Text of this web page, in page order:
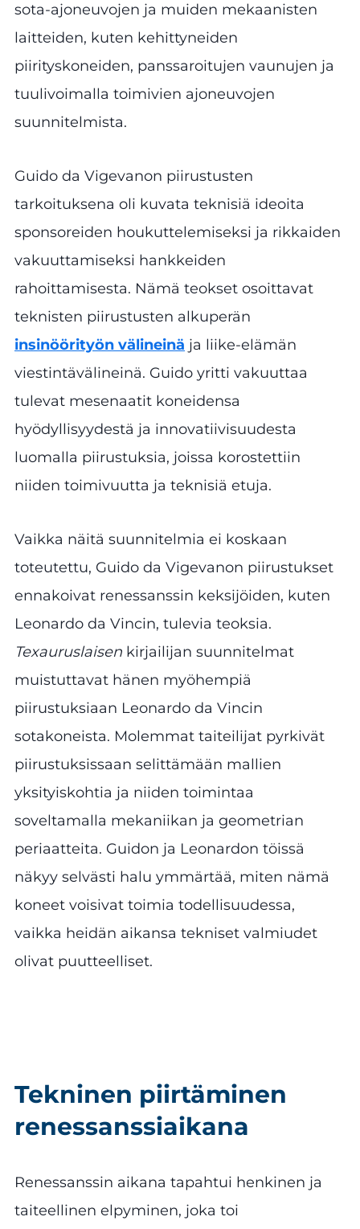
sota-ajoneuvojen ja muiden mekaanisten
laitteiden, kuten kehittyneiden
piirityskoneiden, panssaroitujen vaunujen ja
tuulivoimalla toimivien ajoneuvojen
suunnitelmista.
Guido da Vigevanon piirustusten
tarkoituksena oli kuvata teknisiä ideoita
sponsoreiden houkuttelemiseksi ja rikkaiden
vakuuttamiseksi hankkeiden
rahoittamisesta. Nämä teokset osoittavat
teknisten piirustusten alkuperän
insinöörityön välineinä ja liike-elämän
viestintävälineinä. Guido yritti vakuuttaa
tulevat mesenaatit koneidensa
hyödyllisyydestä ja innovatiivisuudesta
luomalla piirustuksia, joissa korostettiin
niiden toimivuutta ja teknisiä etuja.
Vaikka näitä suunnitelmia ei koskaan
toteutettu, Guido da Vigevanon piirustukset
ennakoivat renessanssin keksijöiden, kuten
Leonardo da Vincin, tulevia teoksia.
Texauruslaisen kirjailijan suunnitelmat
muistuttavat hänen myöhempiä
piirustuksiaan Leonardo da Vincin
sotakoneista. Molemmat taiteilijat pyrkivät
piirustuksissaan selittämään mallien
yksityiskohtia ja niiden toimintaa
soveltamalla mekaniikan ja geometrian
periaatteita. Guidon ja Leonardon töissä
näkyy selvästi halu ymmärtää, miten nämä
koneet voisivat toimia todellisuudessa,
vaikka heidän aikansa tekniset valmiudet
olivat puutteelliset.
Tekninen piirtäminen
renessanssiaikana
Renessanssin aikana tapahtui henkinen ja
taiteellinen elpyminen, joka toi